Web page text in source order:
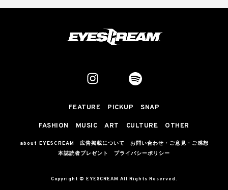
FEATURE PICKUP SNAP
FASHION MUSIC ART CULTURE OTHER
about EYESCREAM 広告掲載について
お問い合わせ・ご意見・ご感想
本誌読者プレゼント
プライバシーポリシー
Copyright © EYESCREAM All Rights Reserved.